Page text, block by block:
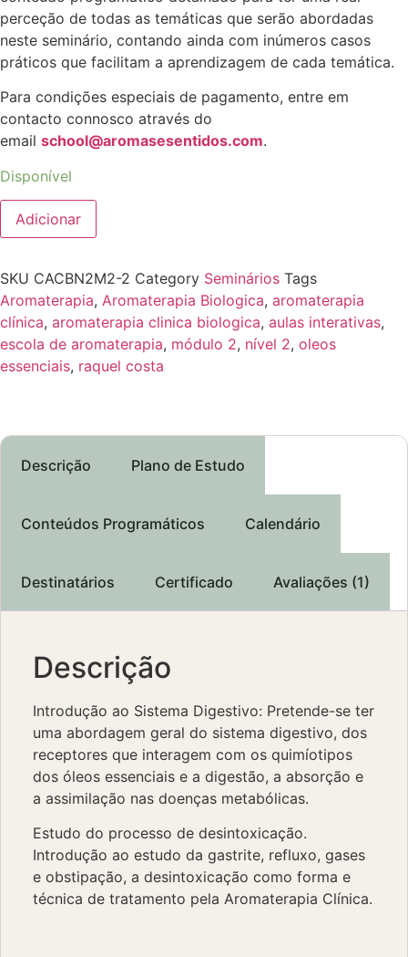
perceção de todas as temáticas que serão abordadas
neste seminário, contando ainda com inúmeros casos
práticos que facilitam a aprendizagem de cada temática.
Para condições especiais de pagamento, entre em
contacto connosco através do
email school@aromasesentidos.com.
Disponível
Adicionar
SKU CACBN2M2-2 Category Seminários Tags
Aromaterapia, Aromaterapia Biologica, aromaterapia
clínica, aromaterapia clinica biologica, aulas interativas,
escola de aromaterapia, módulo 2, nível 2, oleos
essenciais, raquel costa
Descrição Plano de Estudo
Conteúdos Programáticos Calendário
Destinatários Certificado Avaliações (1)
Descrição
Introdução ao Sistema Digestivo: Pretende-se ter
uma abordagem geral do sistema digestivo, dos
receptores que interagem com os quimíotipos
dos óleos essenciais e a digestão, a absorção e
a assimilação nas doenças metabólicas.
Estudo do processo de desintoxicação.
Introdução ao estudo da gastrite, refluxo, gases
e obstipação, a desintoxicação como forma e
técnica de tratamento pela Aromaterapia Clínica.